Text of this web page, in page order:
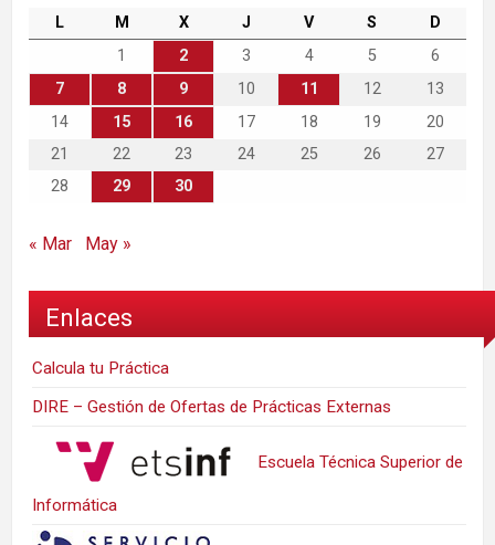
L M X J V S
D
1
2 3 4 5
6
7
8 9 10 11 12
13
14
15 16 17 18 19
20
21
22 23 24 25 26
27
28
29 30
« Mar May »
Enlaces
Calcula tu Práctica
DIRE – Gestión de Ofertas de Prácticas Externas
Escuela Técnica Superior de
Informática